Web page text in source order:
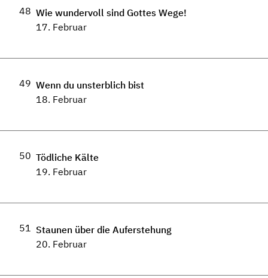
48 Wie wundervoll sind Gottes Wege!
17. Februar
49 Wenn du unsterblich bist
18. Februar
50 Tödliche Kälte
19. Februar
51 Staunen über die Auferstehung
20. Februar